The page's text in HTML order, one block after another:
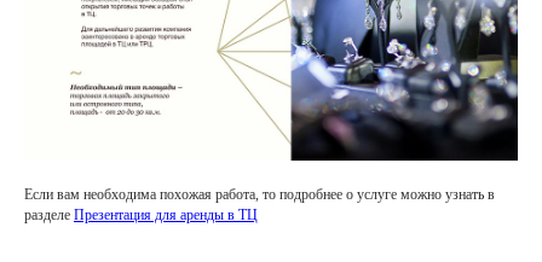
Если вам необходима похожая работа, то подробнее о услуге можно узнать в
разделе Презентация для аренды в ТЦ